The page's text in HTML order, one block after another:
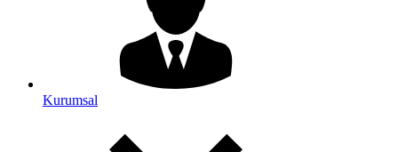
Kurumsal